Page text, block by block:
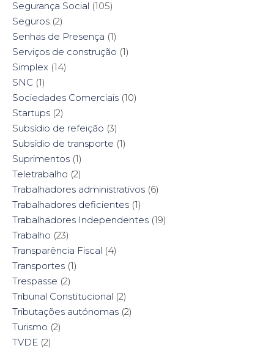
Segurança Social (105)
Seguros (2)
Senhas de Presença (1)
Serviços de construção (1)
Simplex (14)
SNC (1)
Sociedades Comerciais (10)
Startups (2)
Subsídio de refeição (3)
Subsídio de transporte (1)
Suprimentos (1)
Teletrabalho (2)
Trabalhadores administrativos (6)
Trabalhadores deficientes (1)
Trabalhadores Independentes (19)
Trabalho (23)
Transparência Fiscal (4)
Transportes (1)
Trespasse (2)
Tribunal Constitucional (2)
Tributações autónomas (2)
Turismo (2)
TVDE (2)